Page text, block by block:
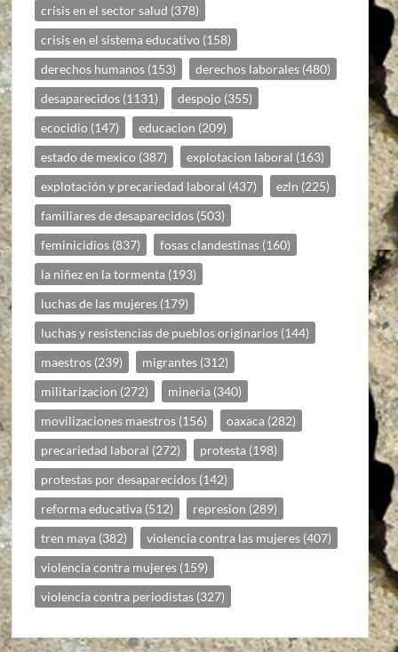
crisis en el sector salud (378)
crisis en el sistema educativo (158)
derechos humanos (153) derechos laborales (480)
desaparecidos (1131) despojo (355)
ecocidio (147) educacion (209)
estado de mexico (387) explotacion laboral (163)
explotación y precariedad laboral (437) ezln (225)
familiares de desaparecidos (503)
feminicidios (837) fosas clandestinas (160)
la niñez en la tormenta (193)
luchas de las mujeres (179)
luchas y resistencias de pueblos originarios (144)
maestros (239) migrantes (312)
militarizacion (272) mineria (340)
movilizaciones maestros (156) oaxaca (282)
precariedad laboral (272) protesta (198)
protestas por desaparecidos (142)
reforma educativa (512) represion (289)
tren maya (382) violencia contra las mujeres (407)
violencia contra mujeres (159)
violencia contra periodistas (327)